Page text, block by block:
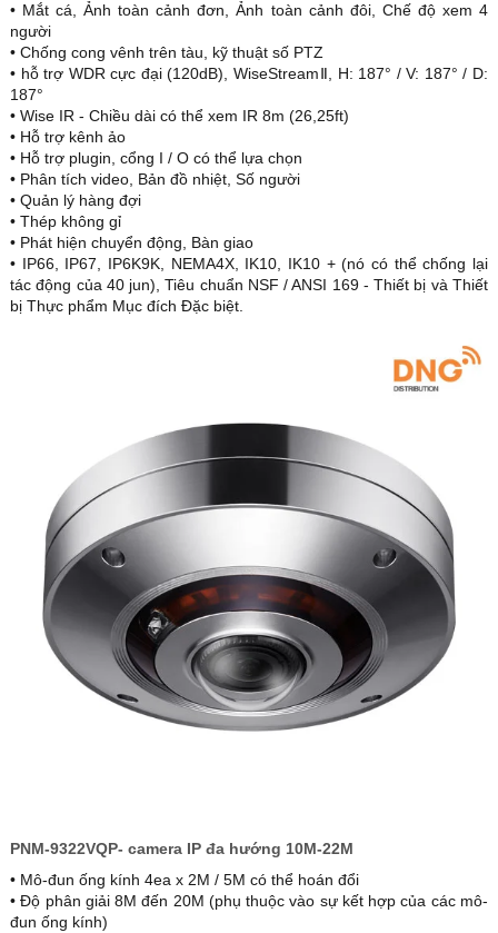
• Mắt cá, Ảnh toàn cảnh đơn, Ảnh toàn cảnh đôi, Chế độ xem 4
người
• Chống cong vênh trên tàu, kỹ thuật số PTZ
• hỗ trợ WDR cực đại (120dB), WiseStreamⅡ, H: 187° / V: 187° / D:
187°
• Wise IR - Chiều dài có thể xem IR 8m (26,25ft)
• Hỗ trợ kênh ảo
• Hỗ trợ plugin, cổng I / O có thể lựa chọn
• Phân tích video, Bản đồ nhiệt, Số người
• Quản lý hàng đợi
• Thép không gỉ
• Phát hiện chuyển động, Bàn giao
• IP66, IP67, IP6K9K, NEMA4X, IK10, IK10 + (nó có thể chống lại
tác động của 40 jun), Tiêu chuẩn NSF / ANSI 169 - Thiết bị và Thiết
bị Thực phẩm Mục đích Đặc biệt.
PNM-9322VQP- camera IP đa hướng 10M-22M
• Mô-đun ống kính 4ea x 2M / 5M có thể hoán đổi
• Độ phân giải 8M đến 20M (phụ thuộc vào sự kết hợp của các mô-
đun ống kính)